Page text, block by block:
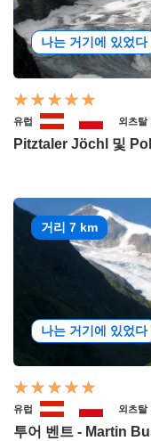
나는 거기에 있었다
유럽 외츠탈
Pitztaler Jöchl 및
거리 7 km
나는 거기에 있었다
유럽 외츠탈
투어 벤트 - Martin